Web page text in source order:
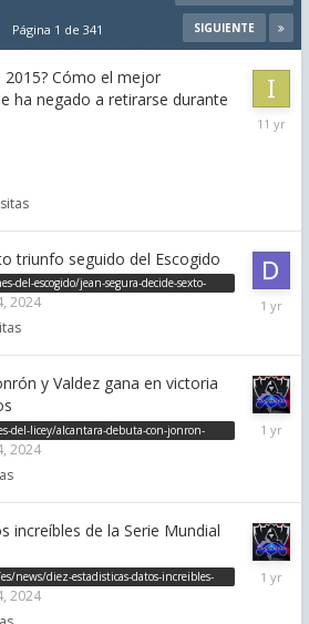
SIGUIENTE
Página 1 de 341
2015? Cómo el mejor
ha negado a retirarse durante
April
triunfo seguido del Escogido
del-escogido/jean-segura-decide-sexto-
2024
October
24,
y Valdez gana en victoria
del-licey/alcantara-debuta-con-jonron-
los-toros-52430.html
2024
October
24,
increíbles de la Serie Mundial
news/diez-estadisticas-datos-increibles-
2024
October
24,